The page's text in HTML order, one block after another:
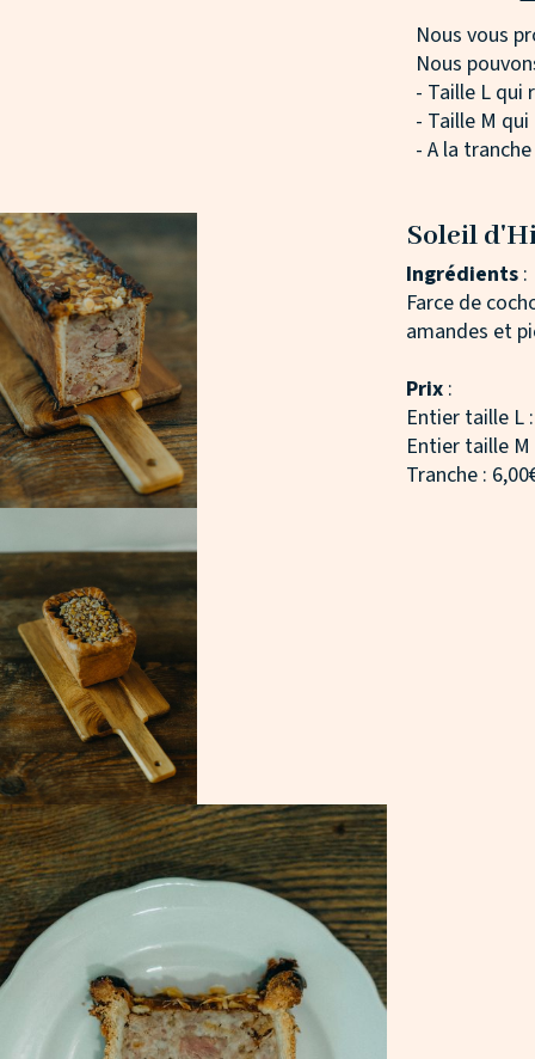
Nous vous
Nous
- Taille L qui
- Taille M
- A la tranche
Soleil
Ingrédients :
Farce de
amandes et
Prix :
Entier taille L
Entier taille M
Tranche :